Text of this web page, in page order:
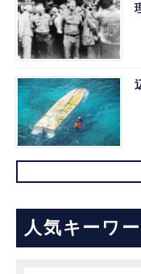
人気キーワ